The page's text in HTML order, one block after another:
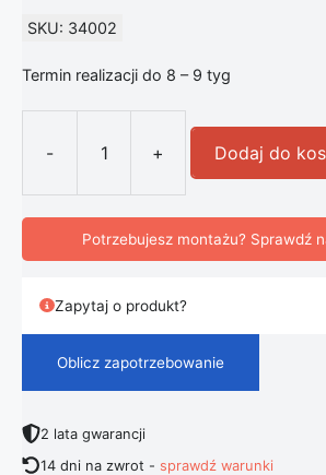
SKU: 34002
Termin realizacji do 8 – 9 tyg
-
ilość Artemide
+ Dodaj do
Potrzebujesz montażu? Sprawdź
Zapytaj o produkt?
Oblicz zapotrzebowanie
2 lata gwarancji
14 dni na zwrot -sprawdź warunki